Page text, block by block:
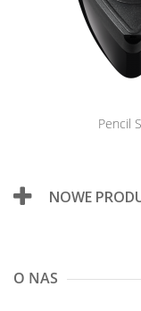
Pencil
NOWE
O NAS